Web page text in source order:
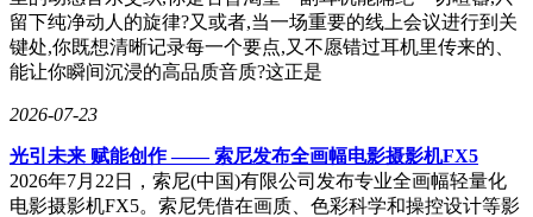
留下纯净动人的旋律?又或者,当一场重要的线上会议进行到关
键处,你既想清晰记录每一个要点,又不愿错过耳机里传来的、
能让你瞬间沉浸的高品质音质?这正是
2026-07-23
光引未来 赋能创作 —— 索尼发布全画幅电影摄影机FX5
2026年7月22日，索尼(中国)有限公司发布专业全画幅轻量化
电影摄影机FX5。索尼凭借在画质、色彩科学和操控设计等影